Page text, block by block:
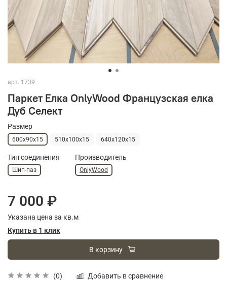
арт. 1739
Паркет Елка OnlyWood Французская елка
Дуб Селект
(0) Добавить в сравнение
Размер
600х90х15 510х100х15 640х120х15
Тип соединения
Шип-паз
Производитель
OnlyWood
7 000 ₽
Указана цена за кв.м
Купить в 1 клик
В корзину